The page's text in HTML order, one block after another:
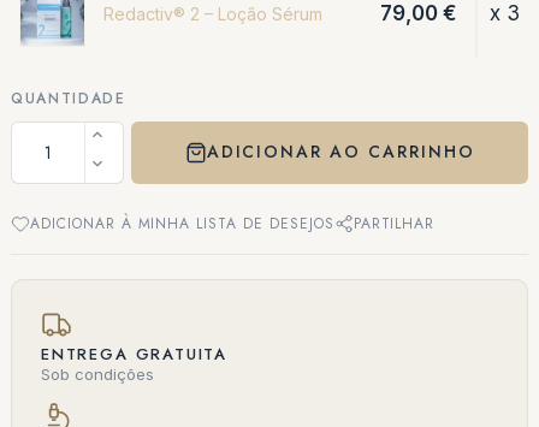
Redactiv® 2 – Loção Sérum 79,00 € x 3
QUANTIDADE
ADICIONAR AO CARRINHO
ADICIONAR À MINHA LISTA DE DESEJOS PARTILHAR
ENTREGA GRATUITA
Sob condições